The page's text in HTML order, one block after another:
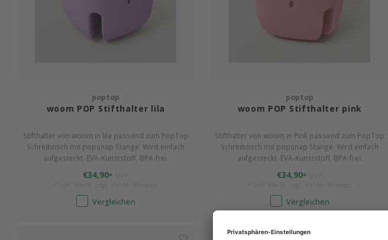
poptop
woom POP Stifthalter lila
Stifthalter von woom in lila passend zum PopTop
Schreibtisch mit popsnap Stange. Wird einfach
aufgesteckt. EVA-Kunststoff, BPA-frei.
€34,90*
Vergleichen
poptop
woom POP Stifthalter pink
Stifthalter von woom in Pink passend zum PopTop
Schreibtisch mit popsnap Stange. Wird einfach
aufgesteckt. EVA-Kunststoff, BPA-frei.
€34,90*
Vergleichen